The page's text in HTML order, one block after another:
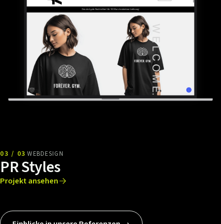
03 / 03 WEBDESIGN
PR Styles
Projekt ansehen